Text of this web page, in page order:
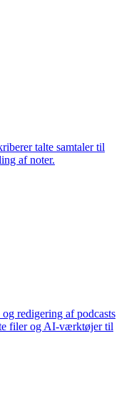
talte samtaler til
af noter.
redigering af podcasts
filer og AI-værktøjer til